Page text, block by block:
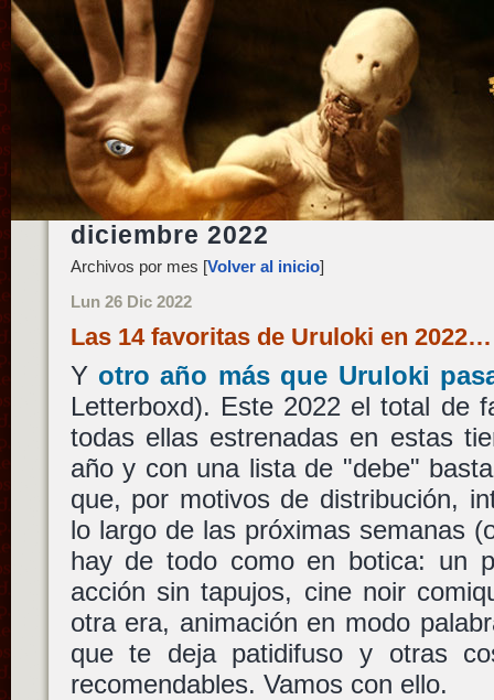
diciembre 2022
Archivos por mes [Volver al inicio]
Lun 26 Dic 2022
Las 14 favoritas de Uruloki en 2022…
Y otro año más que Uruloki
Letterboxd). Este 2022 el total de
todas ellas estrenadas en estas
año y con una lista de "debe"
que, por motivos de distribución,
lo largo de las próximas semanas
hay de todo como en botica: un
acción sin tapujos, cine noir
otra era, animación en modo
que te deja patidifuso y otras
recomendables. Vamos con ello.